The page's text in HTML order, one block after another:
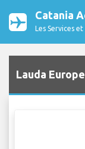
Catania
Les Services
Lauda